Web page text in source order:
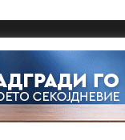
Некои од
интернет
и пристап до